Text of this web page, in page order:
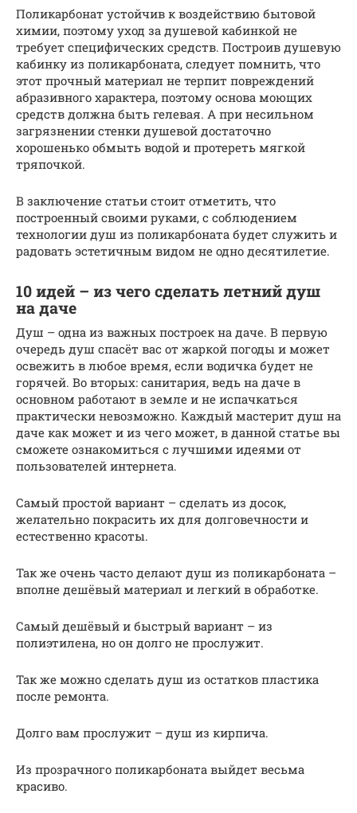
Поликарбонат устойчив к воздействию бытовой
химии, поэтому уход за душевой кабинкой не
требует специфических средств. Построив душевую
кабинку из поликарбоната, следует помнить, что
этот прочный материал не терпит повреждений
абразивного характера, поэтому основа моющих
средств должна быть гелевая. А при несильном
загрязнении стенки душевой достаточно
хорошенько обмыть водой и протереть мягкой
тряпочкой.
В заключение статьи стоит отметить, что
построенный своими руками, с соблюдением
технологии душ из поликарбоната будет служить и
радовать эстетичным видом не одно десятилетие.
10 идей – из чего сделать летний душ
на даче
Душ – одна из важных построек на даче. В первую
очередь душ спасёт вас от жаркой погоды и может
освежить в любое время, если водичка будет не
горячей. Во вторых: санитария, ведь на даче в
основном работают в земле и не испачкаться
практически невозможно. Каждый мастерит душ на
даче как может и из чего может, в данной статье вы
сможете ознакомиться с лучшими идеями от
пользователей интернета.
Самый простой вариант – сделать из досок,
желательно покрасить их для долговечности и
естественно красоты.
Так же очень часто делают душ из поликарбоната –
вполне дешёвый материал и легкий в обработке.
Самый дешёвый и быстрый вариант – из
полиэтилена, но он долго не прослужит.
Так же можно сделать душ из остатков пластика
после ремонта.
Долго вам прослужит – душ из кирпича.
Из прозрачного поликарбоната выйдет весьма
красиво.